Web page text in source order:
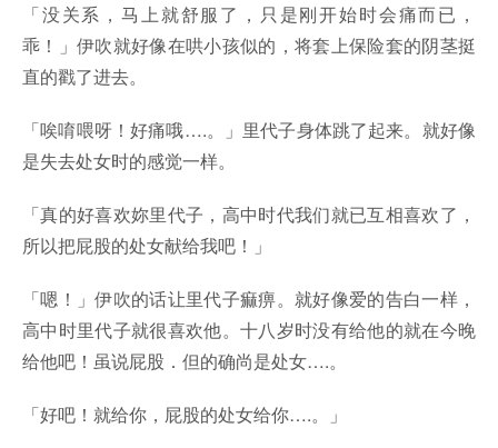
「没关系，马上就舒服了，只是刚开始时会痛而已，
乖！」伊吹就好像在哄小孩似的，将套上保险套的阴茎挺
直的戳了进去。
「唉唷喂呀！好痛哦….。」里代子身体跳了起来。就好像
是失去处女时的感觉一样。
「真的好喜欢妳里代子，高中时代我们就已互相喜欢了，
所以把屁股的处女献给我吧！」
「嗯！」伊吹的话让里代子痲痹。就好像爱的告白一样，
高中时里代子就很喜欢他。十八岁时没有给他的就在今晚
给他吧！虽说屁股．但的确尚是处女….。
「好吧！就给你，屁股的处女给你….。」